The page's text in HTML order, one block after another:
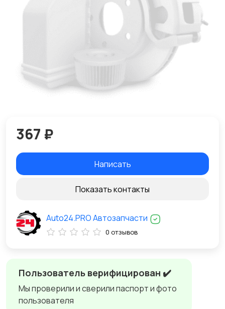
Пользователь верифицирован ✔️
Мы проверили и сверили паспорт и фото
пользователя
367 ₽
Написать
Показать контакты
Auto24.PRO Автозапчасти
0 отзывов